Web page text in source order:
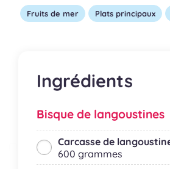
Fruits de mer Plats principaux
Ingrédients
Bisque de langoustines
Carcasse de
600 grammes